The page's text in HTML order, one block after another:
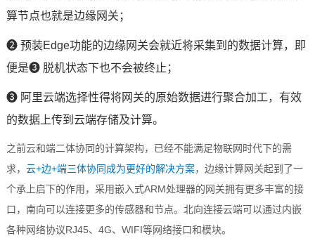
算节点也就是边缘网关 ；
❷ 预装Edge功能的边缘网关会就近将采集到的数据计算，即
便是❸ 脱机状态下也不会被终止；
❸ 阿里云端选择性得将网关的原始数据进行聚合加工，有效
的数据上传到云端存储及计算。
之前云和端二体协同的计算架构，已经不能满足物联网时代下的需
求， 云+边+端三体协同成为更好的解决方案，边缘计算网关起到了一
个承上启下的作用，采用嵌入式ARM处理器的网关拥有更多丰富的接
口，南向可以连接更多的传感器和节点。北向连接云端可以通过内嵌
各种网络协议RJ45、 4G、 WIFI等网络接口和模块。